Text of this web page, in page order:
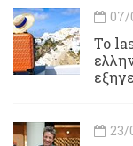
07/
Το
23/